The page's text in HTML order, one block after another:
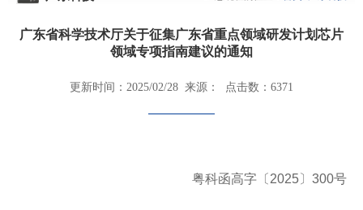
广东省科学技术厅关于征集广东省重点领域研发计划芯片
领域专项指南建议的通知
更新时间：2025/02/28 来源： 点击数：6371
粤科函高字〔2025〕300号